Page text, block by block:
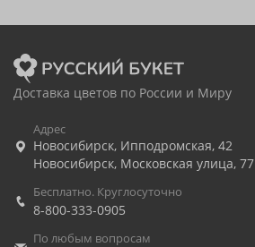
Доставка цветов по России и Миру
Адрес
Новосибирск, Ипподромская, 42
Новосибирск, Московская улица, 77
Бесплатно. Круглосуточно
8-800-333-0905
По любым вопросам